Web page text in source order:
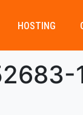
HOSTING